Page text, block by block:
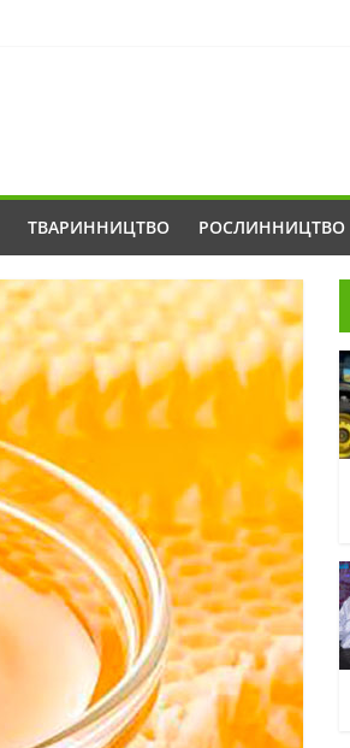
ТВАРИННИЦТВО РОСЛИННИЦТВО